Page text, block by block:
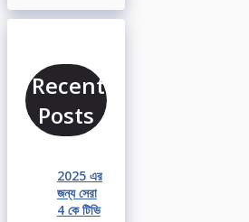
Recent
Posts
2025 এর
জন্য সেরা
4 কে টিভি